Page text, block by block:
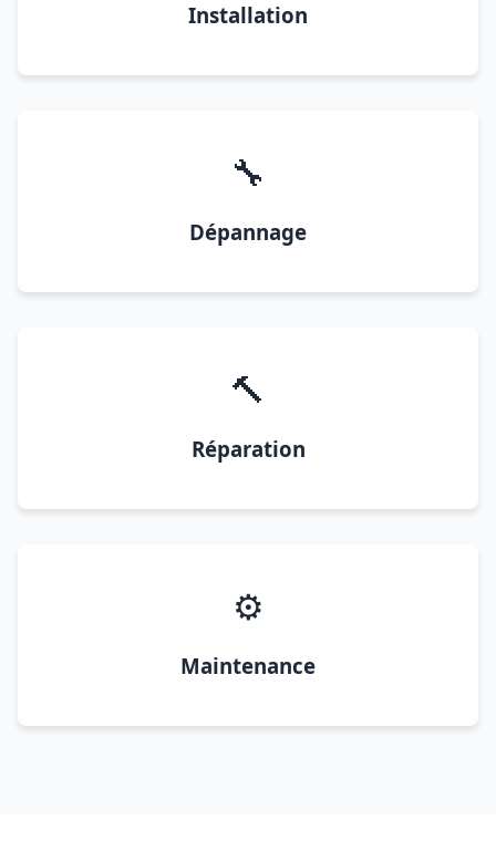
Installation
🔧
Dépannage
🔨
Réparation
⚙️
Maintenance